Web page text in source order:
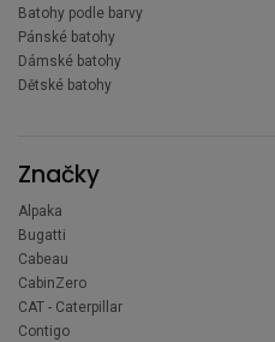
Batohy podle barvy
Pánské batohy
Dámské batohy
Dětské batohy
Značky
Alpaka
Bugatti
Cabeau
CabinZero
CAT - Caterpillar
Contigo